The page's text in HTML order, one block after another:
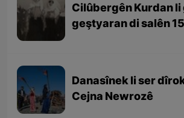
Cilûbergên Kurdan
geştyaran di salên
Danasînek li ser
Cejna Newrozê